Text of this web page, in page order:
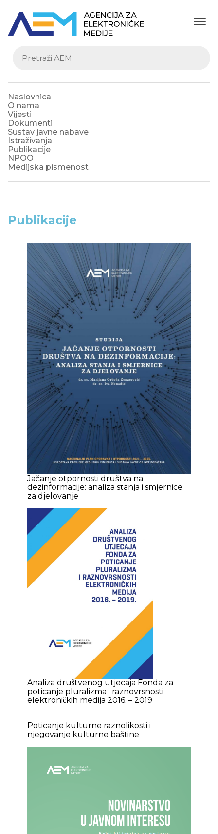
Naslovnica
O nama
Vijesti
Dokumenti
Sustav javne nabave
Istraživanja
Publikacije
NPOO
Medijska pismenost
Publikacije
Jačanje otpornosti društva na
dezinformacije: analiza stanja i smjernice
za djelovanje
Analiza društvenog utjecaja Fonda za
poticanje pluralizma i raznovrsnosti
elektroničkih medija 2016. – 2019
Poticanje kulturne raznolikosti i
njegovanje kulturne baštine